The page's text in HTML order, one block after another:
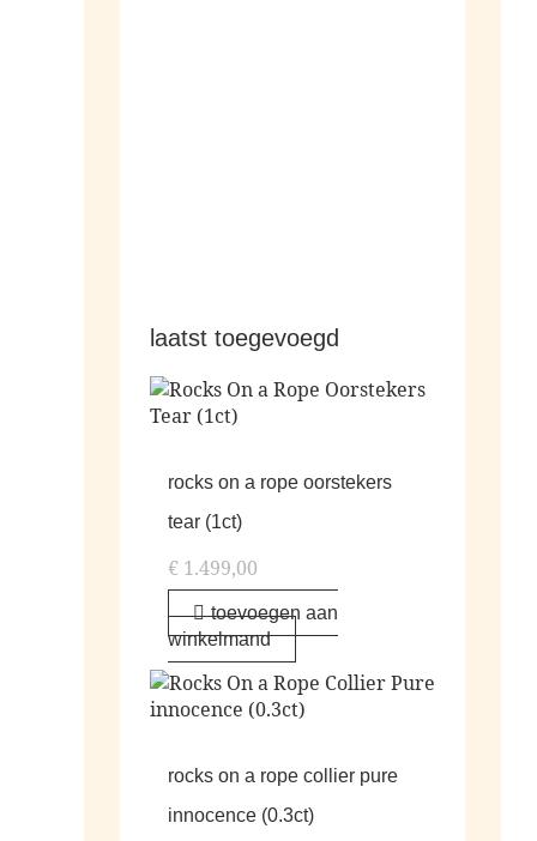
laatst toegevoegd
rocks on a rope oorstekers
tear (1ct)
€ 1.499,00
toevoegen aan
winkelmand
rocks on a rope collier pure
innocence (0.3ct)